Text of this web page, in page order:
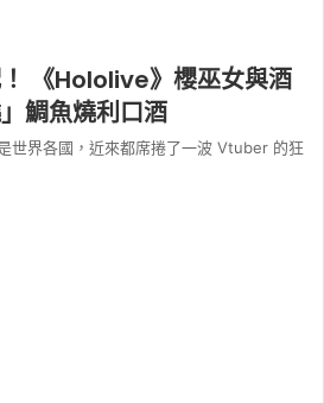
《Hololive》櫻巫女與酒
鯛魚燒利口酒
世界各國，近來都席捲了一波 Vtuber 的狂